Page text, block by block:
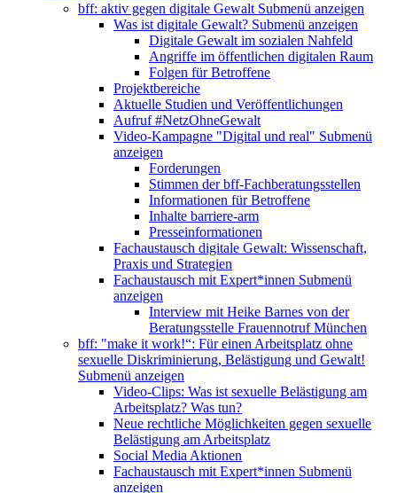
bff: aktiv gegen digitale Gewalt Submenü anzeigen
Was ist digitale Gewalt? Submenü anzeigen
Digitale Gewalt im sozialen Nahfeld
Angriffe im öffentlichen digitalen Raum
Folgen für Betroffene
Projektbereiche
Aktuelle Studien und Veröffentlichungen
Aufruf #NetzOhneGewalt
Video-Kampagne "Digital und real" Submenü
anzeigen
Forderungen
Stimmen der bff-Fachberatungsstellen
Informationen für Betroffene
Inhalte barriere-arm
Presseinformationen
Fachaustausch digitale Gewalt: Wissenschaft,
Praxis und Strategien
Fachaustausch mit Expert*innen Submenü
anzeigen
Interview mit Heike Barnes von der
Beratungsstelle Frauennotruf München
bff: "make it work!“: Für einen Arbeitsplatz ohne
sexuelle Diskriminierung, Belästigung und Gewalt!
Submenü anzeigen
Video-Clips: Was ist sexuelle Belästigung am
Arbeitsplatz? Was tun?
Neue rechtliche Möglichkeiten gegen sexuelle
Belästigung am Arbeitsplatz
Social Media Aktionen
Fachaustausch mit Expert*innen Submenü
anzeigen